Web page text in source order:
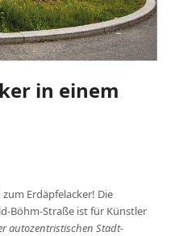
in einem
Erdäpfelacker! Die
Böhm-Straße ist für Künstler
autozentristischen Stadt­